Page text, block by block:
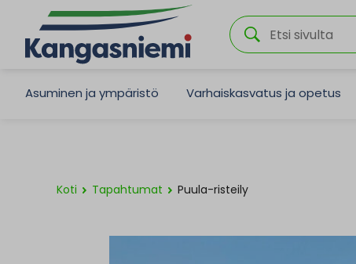
Asuminen ja ympäristö Varhaiskasvatus ja opetus
Koti Tapahtumat Puula-risteily